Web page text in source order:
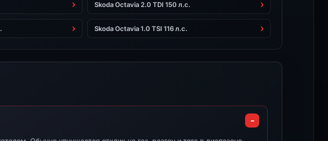
Skoda Octavia 2.0 TDI 150 л.с.
Skoda Octavia 1.0 TSI 116 л.с.